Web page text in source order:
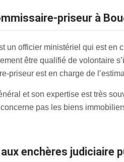
priseur à
un officier ministériel qui est en
être qualifié de volontaire
priseur est en charge de
et son expertise est très
pas les biens
enchères judiciaire